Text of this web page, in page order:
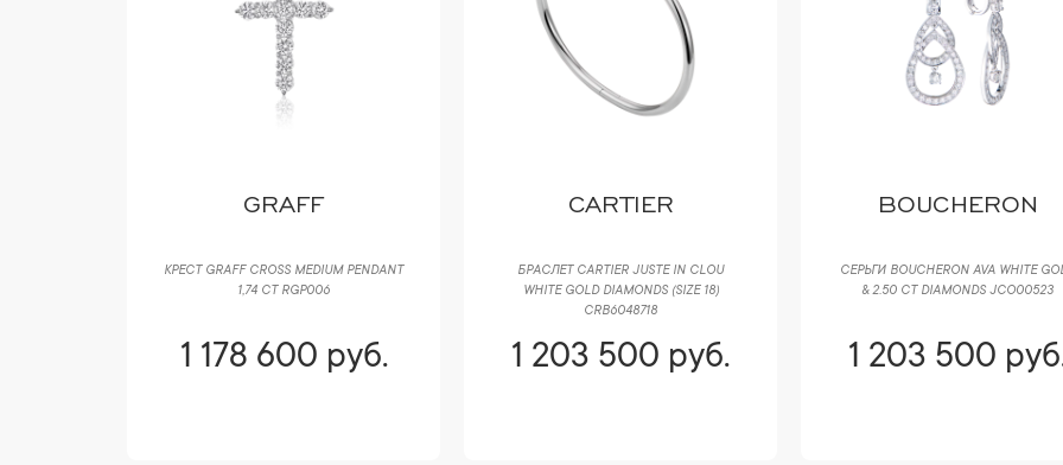
GRAFF
КРЕСТ GRAFF CROSS MEDIUM PENDANT
1,74 CT RGP006
1 178 600 руб.
CARTIER
БРАСЛЕТ CARTIER JUSTE IN CLOU
WHITE GOLD DIAMONDS (SIZE 18)
CRB6048718
1 203 500 руб.
BOUCHERON
СЕРЬГИ BOUCHERON AVA WHITE
& 2.50 CT DIAMONDS JCO00523
1 203 500